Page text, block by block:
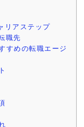
リアステップ
職先
すめの転職エージ